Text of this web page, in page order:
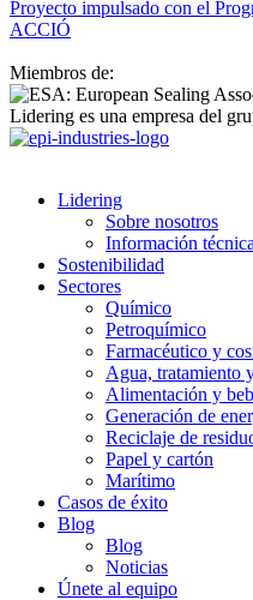
Proyecto impulsado con el
ACCIÓ
Miembros de:
Lidering es una empresa del
Lidering
Sobre nosotros
Información técnica
Sostenibilidad
Sectores
Químico
Petroquímico
Farmacéutico y
Agua, tratamiento
Alimentación y
Generación de
Reciclaje de
Papel y cartón
Marítimo
Casos de éxito
Blog
Blog
Noticias
Únete al equipo